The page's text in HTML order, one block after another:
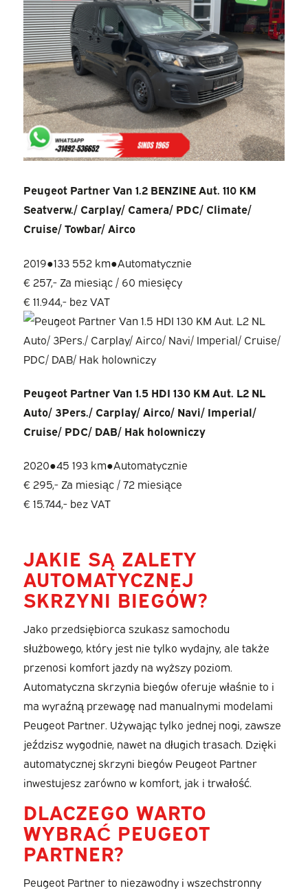
Peugeot Partner Van 1.2 BENZINE Aut. 110 KM
Seatverw./ Carplay/ Camera/ PDC/ Climate/
Cruise/ Towbar/ Airco
2019●133 552 km●Automatycznie
€ 257,- Za miesiąc / 60 miesięcy
€ 11.944,- bez VAT
Peugeot Partner Van 1.5 HDI 130 KM Aut. L2 NL
Auto/ 3Pers./ Carplay/ Airco/ Navi/ Imperial/
Cruise/ PDC/ DAB/ Hak holowniczy
2020●45 193 km●Automatycznie
€ 295,- Za miesiąc / 72 miesiące
€ 15.744,- bez VAT
JAKIE SĄ ZALETY
AUTOMATYCZNEJ
SKRZYNI BIEGÓW?
Jako przedsiębiorca szukasz samochodu
służbowego, który jest nie tylko wydajny, ale także
przenosi komfort jazdy na wyższy poziom.
Automatyczna skrzynia biegów oferuje właśnie to i
ma wyraźną przewagę nad manualnymi modelami
Peugeot Partner. Używając tylko jednej nogi, zawsze
jeździsz wygodnie, nawet na długich trasach. Dzięki
automatycznej skrzyni biegów Peugeot Partner
inwestujesz zarówno w komfort, jak i trwałość.
DLACZEGO WARTO
WYBRAĆ PEUGEOT
PARTNER?
Peugeot Partner to niezawodny i wszechstronny